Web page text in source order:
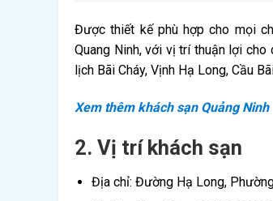
Được thiết kế phù hợp cho mọi
Quang Ninh, với vị trí thuận lợi
lịch Bãi Cháy, Vịnh Hạ Long, Cầu
Xem thêm khách sạn Quảng Ninh
2. Vị trí khách sạn
Địa chỉ: Đường Hạ Long,